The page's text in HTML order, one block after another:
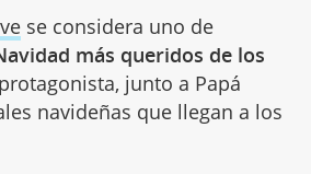
se considera uno de
más queridos de los
junto a Papá
navideñas que llegan a los